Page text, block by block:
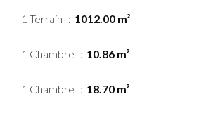
1 Terrain 1012.00 m²
1 Chambre 10.86 m²
1 Chambre 18.70 m²